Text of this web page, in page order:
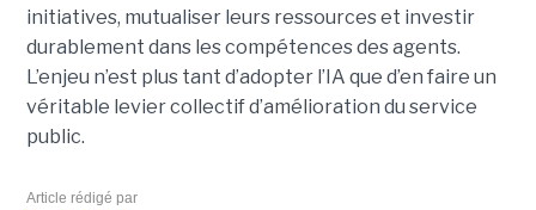
initiatives, mutualiser leurs ressources et investir
durablement dans les compétences des agents.
L’enjeu n’est plus tant d’adopter l’IA que d’en faire un
véritable levier collectif d’amélioration du service
public.
Article rédigé par